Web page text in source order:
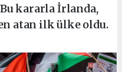
Bu kararla İrlanda,
atan ilk ülke oldu.